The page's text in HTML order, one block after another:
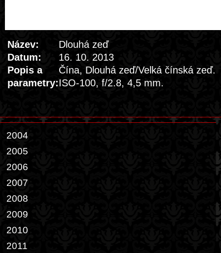
Název:
Dlouhá zeď
Datum:
16. 10. 2013
Popis a
parametry:
Čína, Dlouhá zeď/Velká čínská zeď.
ISO-100, f/2.8, 4,5 mm.
2004
2005
2006
2007
2008
2009
2010
2011